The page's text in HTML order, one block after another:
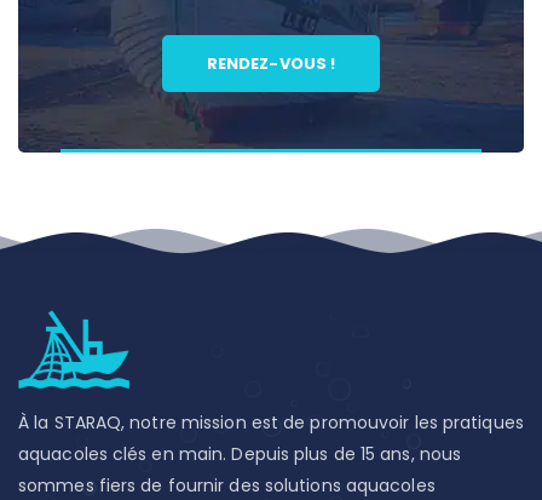
RENDEZ-VOUS !
À la STARAQ, notre mission est de promouvoir les pratiques
aquacoles clés en main. Depuis plus de 15 ans, nous
sommes fiers de fournir des solutions aquacoles